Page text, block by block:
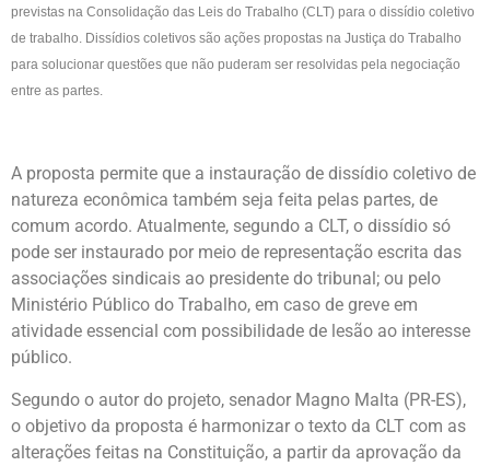
previstas na Consolidação das Leis do Trabalho (CLT) para o dissídio coletivo
de trabalho. Dissídios coletivos são ações propostas na Justiça do Trabalho
para solucionar questões que não puderam ser resolvidas pela negociação
entre as partes.
A proposta permite que a instauração de dissídio coletivo de
natureza econômica também seja feita pelas partes, de
comum acordo. Atualmente, segundo a CLT, o dissídio só
pode ser instaurado por meio de representação escrita das
associações sindicais ao presidente do tribunal; ou pelo
Ministério Público do Trabalho, em caso de greve em
atividade essencial com possibilidade de lesão ao interesse
público.
Segundo o autor do projeto, senador Magno Malta (PR-ES),
o objetivo da proposta é harmonizar o texto da CLT com as
alterações feitas na Constituição, a partir da aprovação da